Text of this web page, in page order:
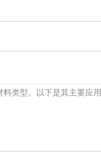
类型。以下是其主要应用